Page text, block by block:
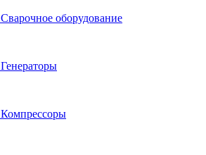
Сварочное оборудование
Генераторы
Компрессоры